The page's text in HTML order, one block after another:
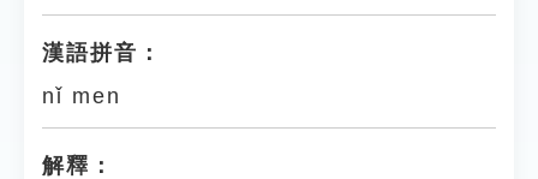
漢語拼音：
nǐ men
解釋：